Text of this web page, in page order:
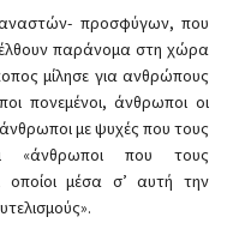
προσφύγων, που
παράνομα στη χώρα
μίλησε για ανθρώπους
πονεμένοι, άνθρωποι οι
με ψυχές που τους
«άνθρωποι που τους
οποίοι μέσα σ’ αυτή την